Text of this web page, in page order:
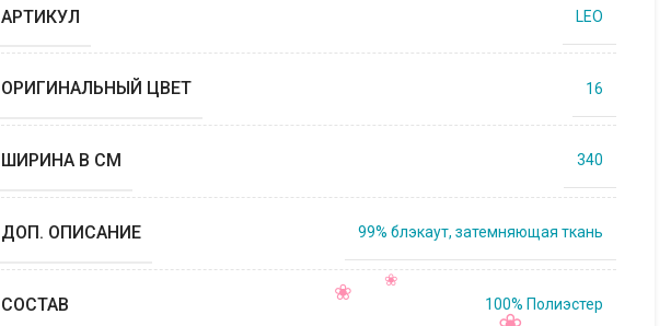
АРТИКУЛ LEO
ОРИГИНАЛЬНЫЙ ЦВЕТ 16
ШИРИНА В СМ 340
ДОП. ОПИСАНИЕ 99% блэкаут, затемняющая ткань
СОСТАВ 100% Полиэстер